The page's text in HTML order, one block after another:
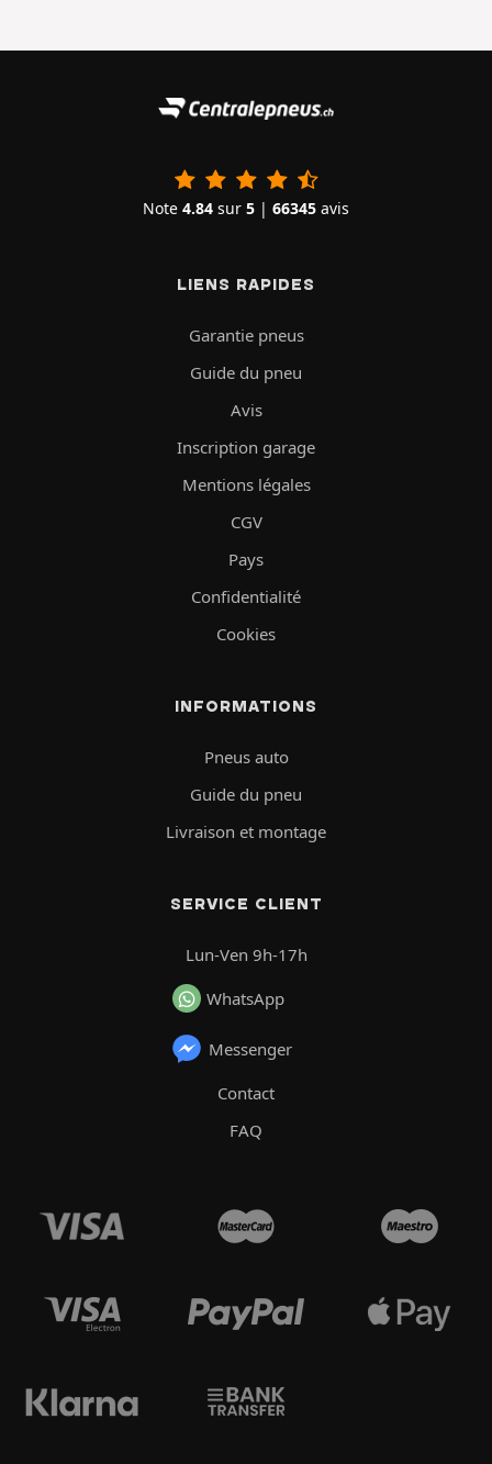
Note 4.84 sur 5 | 66345 avis
LIENS RAPIDES
Garantie pneus
Guide du pneu
Avis
Inscription garage
Mentions légales
CGV
Pays
Confidentialité
Cookies
INFORMATIONS
Pneus auto
Guide du pneu
Livraison et montage
SERVICE CLIENT
Lun-Ven 9h-17h
WhatsApp
Messenger
Contact
FAQ